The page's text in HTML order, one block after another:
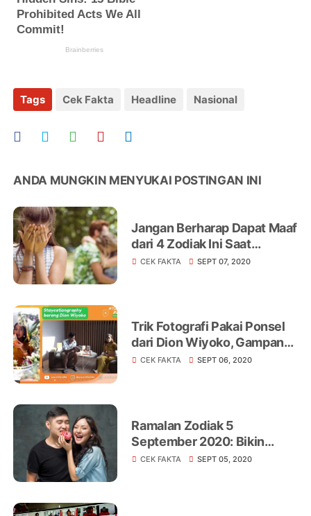
Tags Cek Fakta Headline Nasional
ANDA MUNGKIN MENYUKAI POSTINGAN INI
Jangan Berharap Dapat Maaf
dari 4 Zodiak Ini Saat
Ketahuan Selingkuh
CEK FAKTA SEPT 07, 2020
Trik Fotografi Pakai Ponsel
dari Dion Wiyoko, Gampang
Dicoba!
CEK FAKTA SEPT 06, 2020
Ramalan Zodiak 5
September 2020: Bikin
Syok, Capricorn Mendadak
CEK FAKTA SEPT 05, 2020